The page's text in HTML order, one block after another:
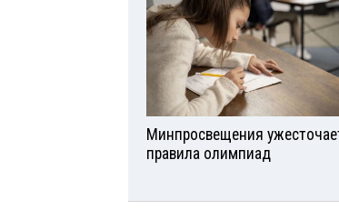
Минпросвещения
правила олимпиад